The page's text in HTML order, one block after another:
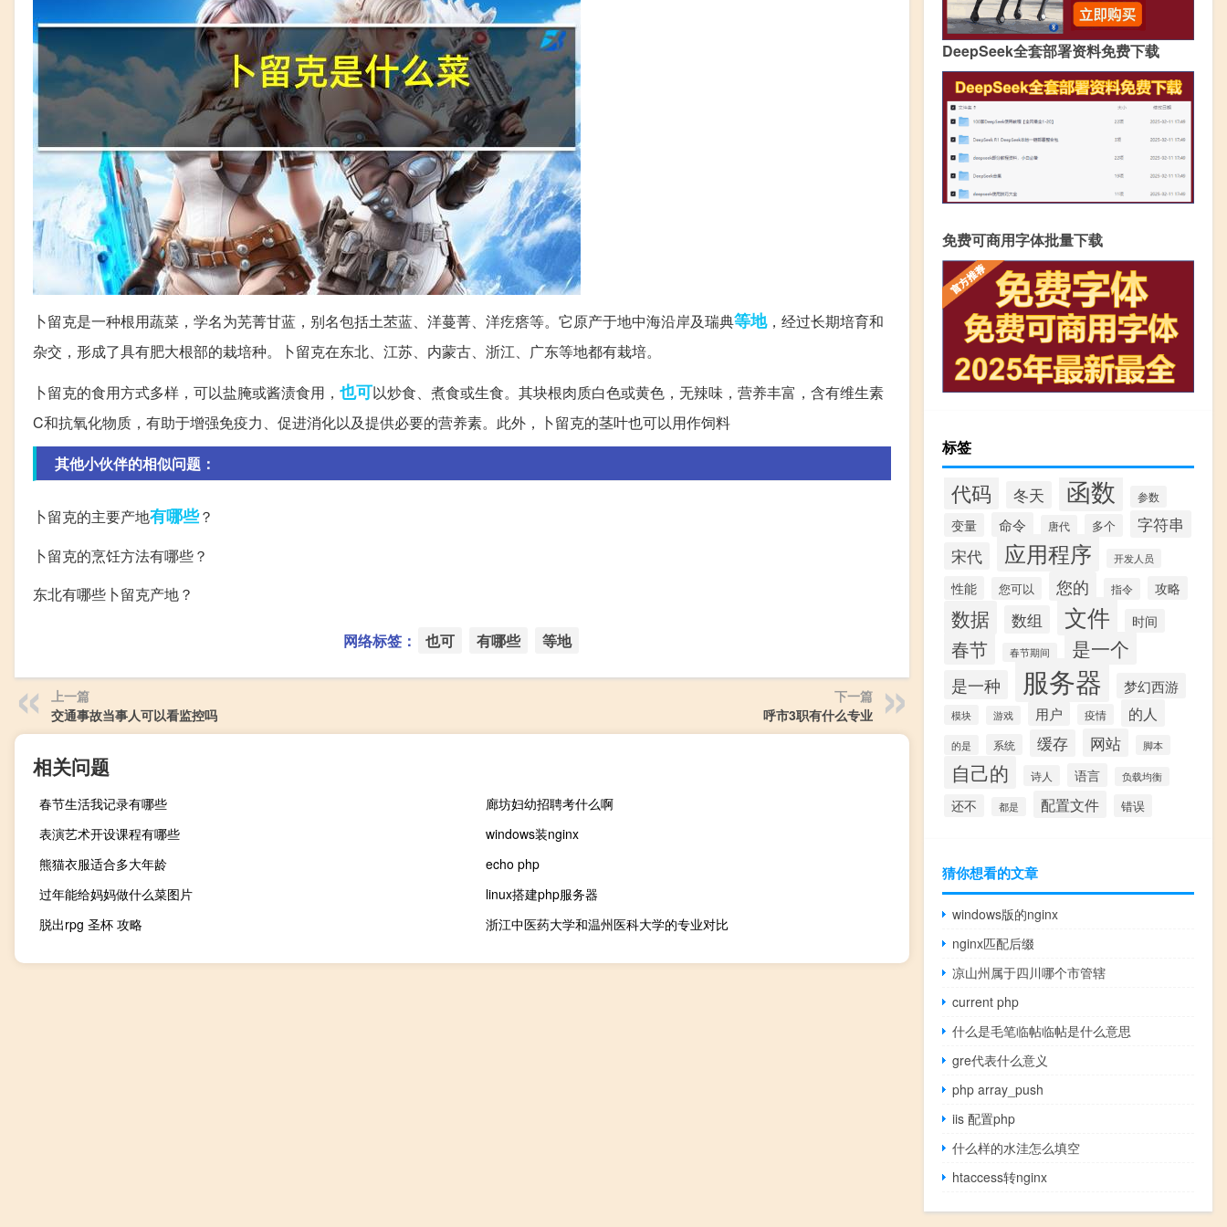
卜留克是一种根用蔬菜，学名为芜菁甘蓝，别名包括土苤蓝、洋蔓菁、洋疙瘩等。它原产于地中海沿岸及瑞典等地，经过长期培育和
杂交，形成了具有肥大根部的栽培种。卜留克在东北、江苏、内蒙古、浙江、广东等地都有栽培。
卜留克的食用方式多样，可以盐腌或酱渍食用， 也可以炒食、煮食或生食。其块根肉质白色或黄色，无辣味，营养丰富，含有维生素
C和抗氧化物质，有助于增强免疫力、促进消化以及提供必要的营养素。此外，卜留克的茎叶也可以用作饲料
其他小伙伴的相似问题：
卜留克的主要产地有哪些？
卜留克的烹饪方法有哪些？
东北有哪些卜留克产地？
网络标签： 也可 有哪些 等地
上一篇
交通事故当事人可以看监控吗
下一篇
呼市3职有什么专业
相关问题
春节生活我记录有哪些
廊坊妇幼招聘考什么啊
表演艺术开设课程有哪些
windows装nginx
熊猫衣服适合多大年龄
echo php
过年能给妈妈做什么菜图片
linux搭建php服务器
脱出rpg 圣杯 攻略
浙江中医药大学和温州医科大学的专业对比
DeepSeek全套部署资料免费下载
免费可商用字体批量下载
标签
代码 冬天 函数 参数
变量 命令 唐代 多个
字符串
宋代
应用程序 开发人员
性能 您可以 您的 指令 攻略
数据 数组 文件 时间
春节 春节期间 是一个
是一种 服务器 梦幻西游
模块 游戏 用户 疫情 的人
的是 系统 缓存 网站 脚本
自己的 诗人 语言 负载均衡
还不 都是 配置文件 错误
猜你想看的文章
windows版的nginx
nginx匹配后缀
凉山州属于四川哪个市管辖
current php
什么是毛笔临帖临帖是什么意思
gre代表什么意义
php array_push
iis 配置php
什么样的水洼怎么填空
htaccess转nginx